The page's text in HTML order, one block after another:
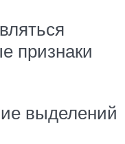
признаки
выделений